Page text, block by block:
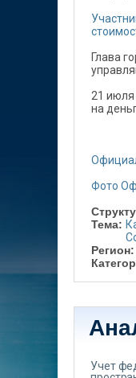
Глава
21 июля
на
Фото
Тема:
Регион:
Учет